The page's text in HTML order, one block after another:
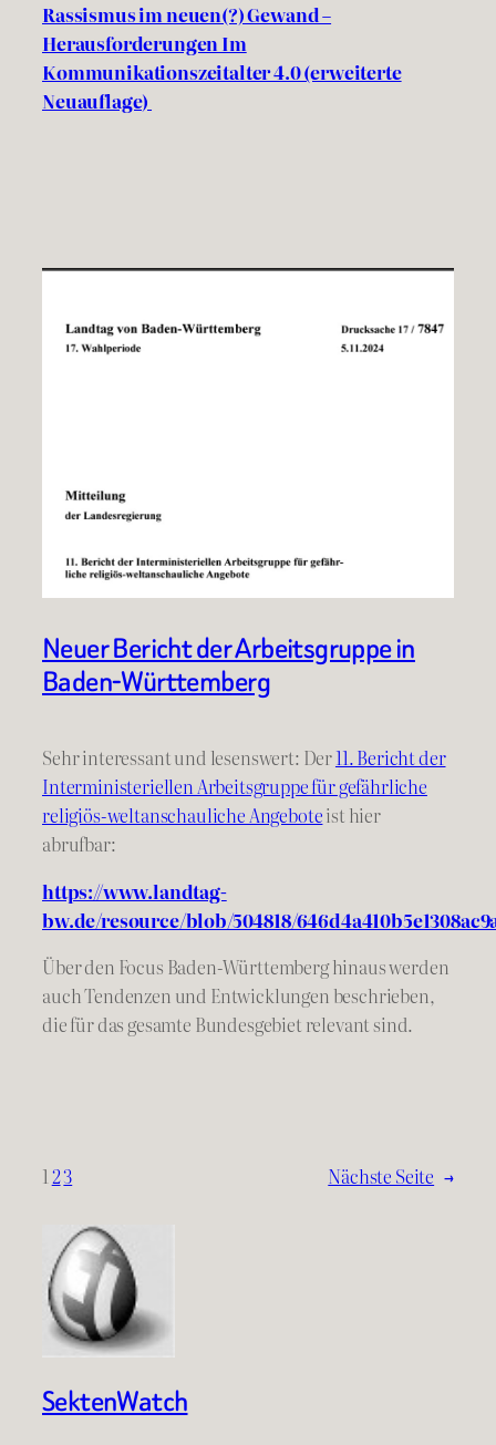
Rassismus im neuen(?) Gewand –
Herausforderungen Im
Kommunikationszeitalter 4.0 (erweiterte
Neuauflage)
Neuer Bericht der Arbeitsgruppe in
Baden-Württemberg
Sehr interessant und lesenswert: Der11. Bericht der
Interministeriellen Arbeitsgruppe für gefährliche
religiös-weltanschauliche Angeboteist hier
abrufbar:
https://www.landtag-
bw.de/resource/blob/504818/
Über den Focus Baden-Württemberg hinaus werden
auch Tendenzen und Entwicklungen beschrieben,
die für das gesamte Bundesgebiet relevant sind.
1 23 Nächste Seite →
SektenWatch